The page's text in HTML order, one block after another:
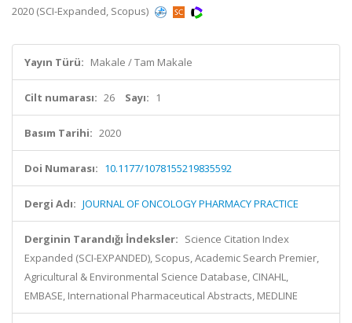
2020 (SCI-Expanded, Scopus)
Yayın Türü: Makale / Tam Makale
Cilt numarası: 26 Sayı: 1
Basım Tarihi: 2020
Doi Numarası: 10.1177/1078155219835592
Dergi Adı: JOURNAL OF ONCOLOGY PHARMACY PRACTICE
Derginin Tarandığı İndeksler: Science Citation Index
Expanded (SCI-EXPANDED), Scopus, Academic Search Premier,
Agricultural & Environmental Science Database, CINAHL,
EMBASE, International Pharmaceutical Abstracts, MEDLINE